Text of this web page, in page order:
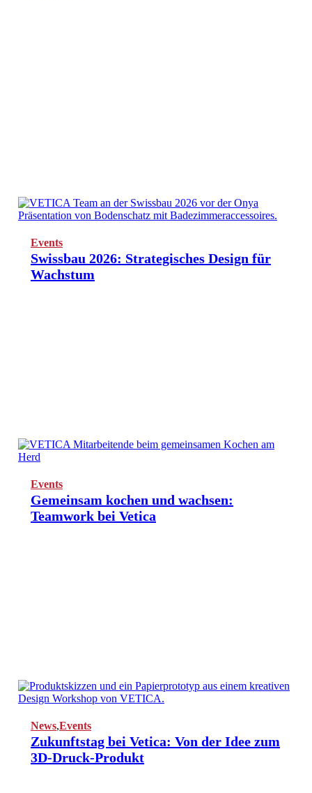
Events
Swissbau 2026: Strategisches Design für
Wachstum
Events
Gemeinsam kochen und wachsen:
Teamwork bei Vetica
News,Events
Zukunftstag bei Vetica: Von der Idee zum
3D-Druck-Produkt